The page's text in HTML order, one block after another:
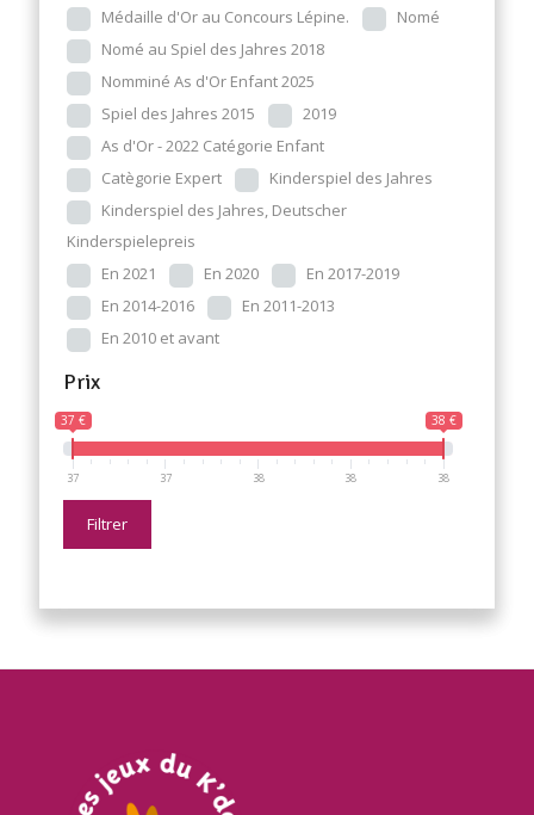
Médaille d'Or au Concours Lépine.
Nomé
Nomé au Spiel des Jahres 2018
Nomminé As d'Or Enfant 2025
Spiel des Jahres 2015
2019
As d'Or - 2022 Catégorie Enfant
Catègorie Expert
Kinderspiel des Jahres
Kinderspiel des Jahres, Deutscher
Kinderspielepreis
En 2021
En 2020
En 2017-2019
En 2014-2016
En 2011-2013
En 2010 et avant
Prix
37 € 38 €
37 37 38 38 38
Filtrer